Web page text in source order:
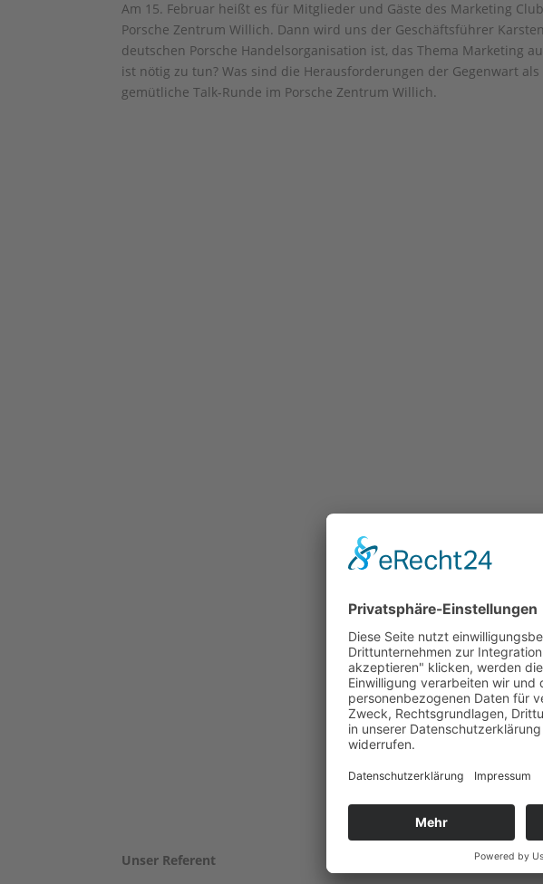
Am 15. Februar heißt es für Mitglieder und Gäste des Marketing
Porsche Zentrum Willich. Dann wird uns der Geschäftsführer
deutschen Porsche Handelsorganisation ist, das Thema Marketing
ist nötig zu tun? Was sind die Herausforderungen der Gegenwart
gemütliche Talk-Runde im Porsche Zentrum Willich.
Unser Referent